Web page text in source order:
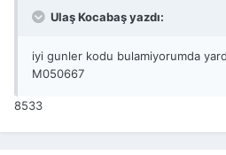
Ulaş Kocabaş yazdı:
iyi gunler kodu bulamiyorumda
M050667
8533